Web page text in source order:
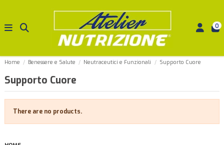
0
Home Benessere e Salute Neutraceutici e Funzionali Supporto Cuore
Supporto Cuore
There are no products.